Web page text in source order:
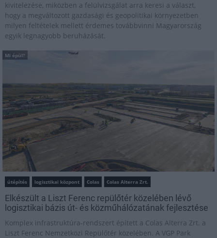
kivitelezése, miközben a felülvizsgálat arra keresi a választ,
hogy a megváltozott gazdasági és geopolitikai környezetben
milyen feltételek mellett érdemes továbbvinni Magyarország
egyik legnagyobb beruházását.
Mi épül?
útépítés logisztikai központ Colas Colas Alterra Zrt.
Elkészült a Liszt Ferenc repülőtér közelében lévő
logisztikai bázis út- és közműhálózatának fejlesztése
Komplex infrastruktúra-rendszert épített a Colas Alterra Zrt. a
Liszt Ferenc Nemzetközi Repülőtér közelében. A VGP Park